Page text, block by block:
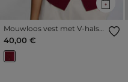
Mouwloos vest met V-hals
bordeaux vrouw
40,00 €